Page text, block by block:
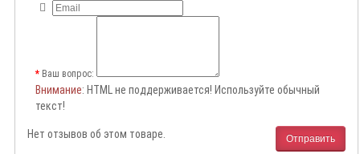
Ваш вопрос:
Внимание: HTML не поддерживается! Используйте обычный
текст!
Отправить
Нет отзывов об этом товаре.